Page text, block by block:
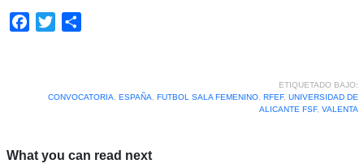
Facebook
Twitter
ETIQUETADO BAJO:
CONVOCATORIA
ESPAÑA FUTBOL SALA FEMENINO, RFEF, UNIVERSIDAD DE
ALICANTE FSF, VALENTA
What you can read next